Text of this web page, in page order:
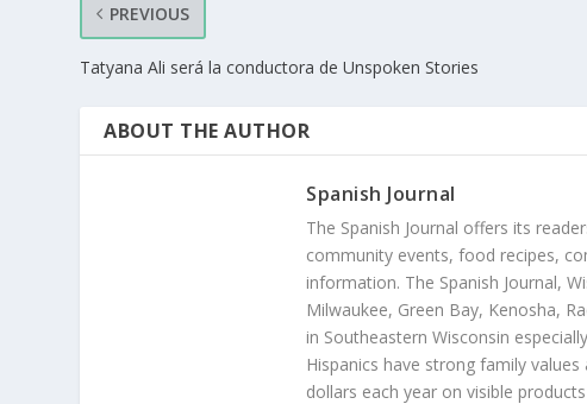
PREVIOUS
Tatyana Ali será la conductora de Unspoken Stories
ABOUT THE AUTHOR
Spanish Journal
The Spanish Journal offers its
community events, food recipes,
information. The Spanish Journal,
Milwaukee, Green Bay, Kenosha,
in Southeastern Wisconsin
Hispanics have strong family
dollars each year on visible